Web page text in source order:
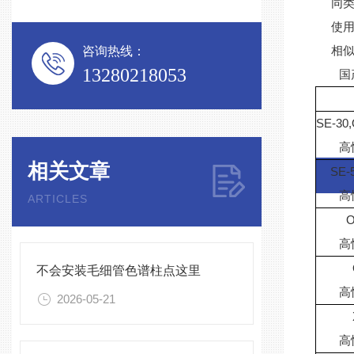
咨询热线：
13280218053
相关文章
ARTICLES
不会安装毛细管色谱柱点这里
2026-05-21
同类
使用
相似
国
SE-
高
SE-
高
高
高
高